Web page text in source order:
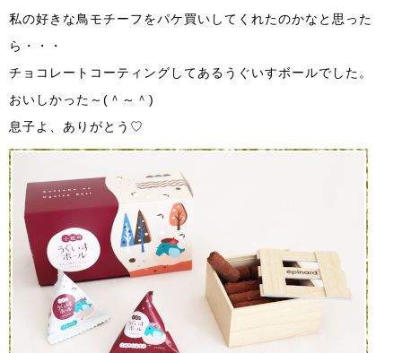
私の好きな鳥モチーフをパケ買いしてくれたのかなと思った
ら・・・
チョコレートコーティングしてあるうぐいすボールでした。
おいしかった～(＾～＾)
息子よ、ありがとう♡